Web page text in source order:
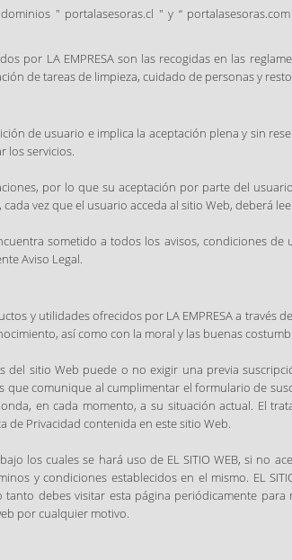
" portalasesoras.cl " y “
por LA EMPRESA son las recogidas en las
de tareas de limpieza, cuidado de personas y
de usuario e implica la aceptación plena y sin
los servicios.
por lo que su aceptación por parte del
vez que el usuario acceda al sitio Web, deberá
sometido a todos los avisos, condiciones
Aviso Legal.
y utilidades ofrecidos por LA EMPRESA a través
así como con la moral y las buenas
del sitio Web puede o no exigir una previa
comunique al cumplimentar el formulario de
en cada momento, a su situación actual. El
de Privacidad contenida en este sitio Web.
los cuales se hará uso de EL SITIO WEB, si no
y condiciones establecidos en el mismo. EL
debes visitar esta página periódicamente
por cualquier motivo.